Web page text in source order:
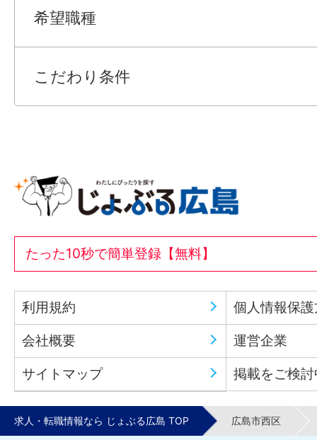
希望職種
こだわり条件
たった10秒で簡単登録【無料】
利用規約 個人情報保
会社概要 運営企業
サイトマップ 掲載をご検
求人・転職情報なら じょぶる広島 TOP 広島市西区